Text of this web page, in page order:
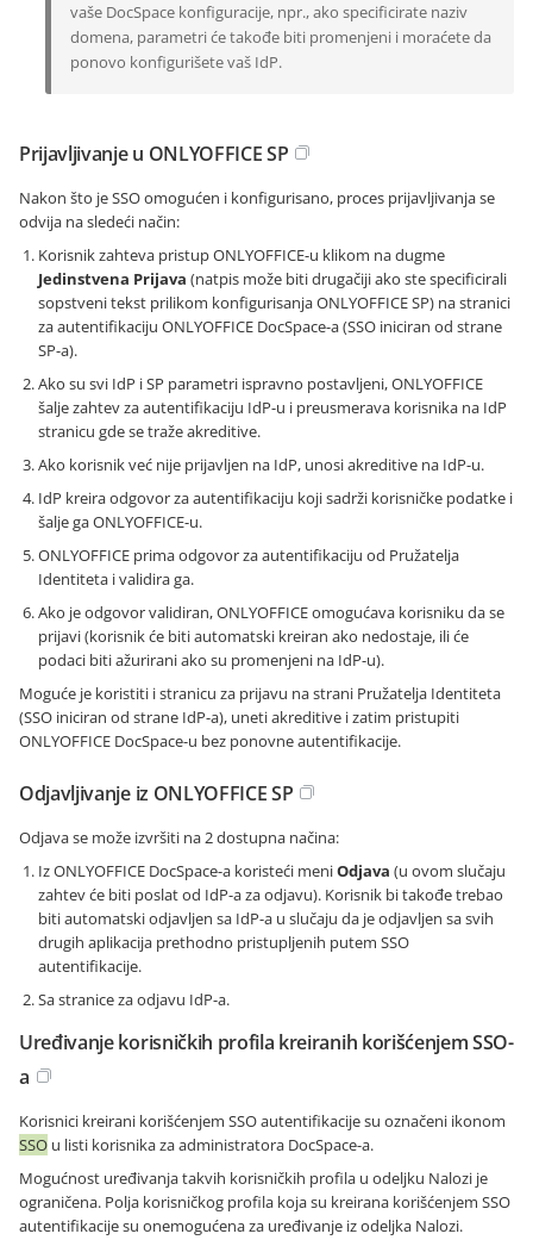
vaše DocSpace konfiguracije, npr., ako specificirate naziv
domena, parametri će takođe biti promenjeni i moraćete da
ponovo konfigurišete vaš IdP.
Prijavljivanje u ONLYOFFICE SP
Nakon što je SSO omogućen i konfigurisano, proces prijavljivanja se
odvija na sledeći način:
Korisnik zahteva pristup ONLYOFFICE-u klikom na dugme
Jedinstvena Prijava (natpis može biti drugačiji ako ste specificirali
sopstveni tekst prilikom konfigurisanja ONLYOFFICE SP) na stranici
za autentifikaciju ONLYOFFICE DocSpace-a (SSO iniciran od strane
SP-a).
Ako su svi IdP i SP parametri ispravno postavljeni, ONLYOFFICE
šalje zahtev za autentifikaciju IdP-u i preusmerava korisnika na IdP
stranicu gde se traže akreditive.
Ako korisnik već nije prijavljen na IdP, unosi akreditive na IdP-u.
IdP kreira odgovor za autentifikaciju koji sadrži korisničke podatke i
šalje ga ONLYOFFICE-u.
ONLYOFFICE prima odgovor za autentifikaciju od Pružatelja
Identiteta i validira ga.
Ako je odgovor validiran, ONLYOFFICE omogućava korisniku da se
prijavi (korisnik će biti automatski kreiran ako nedostaje, ili će
podaci biti ažurirani ako su promenjeni na IdP-u).
Moguće je koristiti i stranicu za prijavu na strani Pružatelja Identiteta
(SSO iniciran od strane IdP-a), uneti akreditive i zatim pristupiti
ONLYOFFICE DocSpace-u bez ponovne autentifikacije.
Odjavljivanje iz ONLYOFFICE SP
Odjava se može izvršiti na 2 dostupna načina:
Iz ONLYOFFICE DocSpace-a koristeći meniOdjava (u ovom slučaju
zahtev će biti poslat od IdP-a za odjavu). Korisnik bi takođe trebao
biti automatski odjavljen sa IdP-a u slučaju da je odjavljen sa svih
drugih aplikacija prethodno pristupljenih putem SSO
autentifikacije.
Sa stranice za odjavu IdP-a.
Uređivanje korisničkih profila kreiranih korišćenjem SSO-
a
Korisnici kreirani korišćenjem SSO autentifikacije su označeni ikonom
SSO u listi korisnika za administratora DocSpace-a.
Mogućnost uređivanja takvih korisničkih profila u odeljku Nalozi je
ograničena. Polja korisničkog profila koja su kreirana korišćenjem SSO
autentifikacije su onemogućena za uređivanje iz odeljka Nalozi.